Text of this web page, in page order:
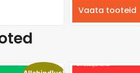
Vaata tooteid